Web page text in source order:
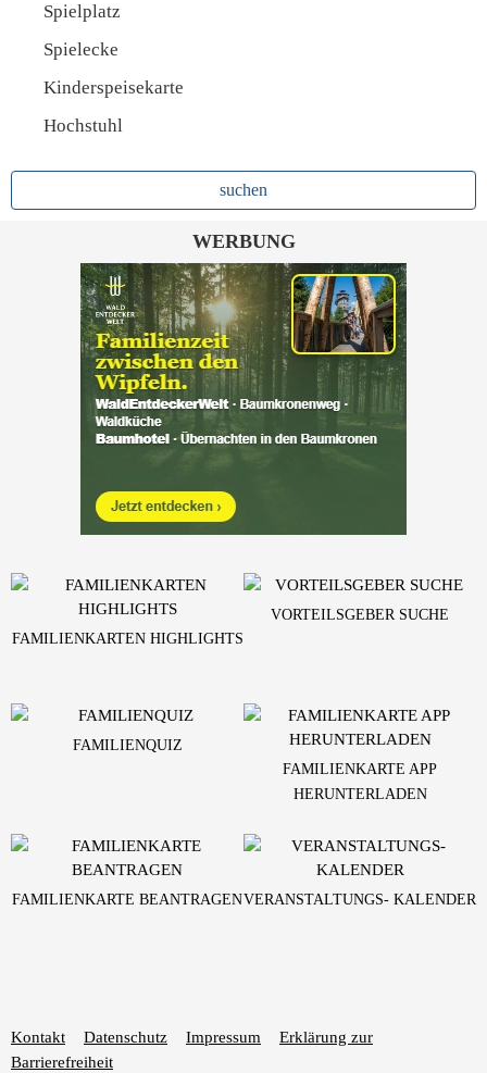
Spielplatz
Spielecke
Kinderspeisekarte
Hochstuhl
WERBUNG
Kontakt Datenschutz Impressum
Erklärung zur
Barrierefreiheit
FAMILIENKARTEN HIGHLIGHTS
VORTEILSGEBER SUCHE
FAMILIENQUIZ
FAMILIENKARTE APP
HERUNTERLADEN
FAMILIENKARTE BEANTRAGENVERANSTALTUNGS- KALENDER